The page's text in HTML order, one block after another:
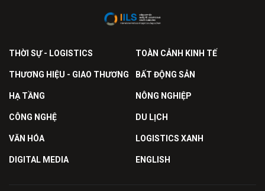
THỜI SỰ - LOGISTICS TOÀN CẢNH KINH TẾ
THƯƠNG HIỆU - GIAO THƯƠNG BẤT ĐỘNG SẢN
HẠ TẦNG NÔNG NGHIỆP
CÔNG NGHỆ DU LỊCH
VĂN HÓA LOGISTICS XANH
DIGITAL MEDIA ENGLISH